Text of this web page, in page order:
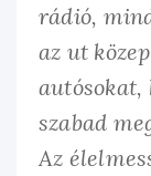
rádió,
az ut
autósokat,
szabad
Az